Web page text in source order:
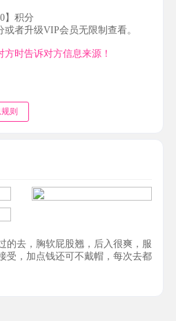
】积分
者升级VIP会员无限制查看。
时告诉对方信息来源！
则
的去，胸软屁股翘，后入很爽，服
受，加点钱还可不戴帽，每次去都